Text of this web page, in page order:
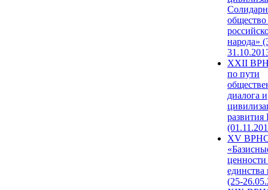
народа»
XXII
по пути
диалога и
развития
XV
единства
(25-